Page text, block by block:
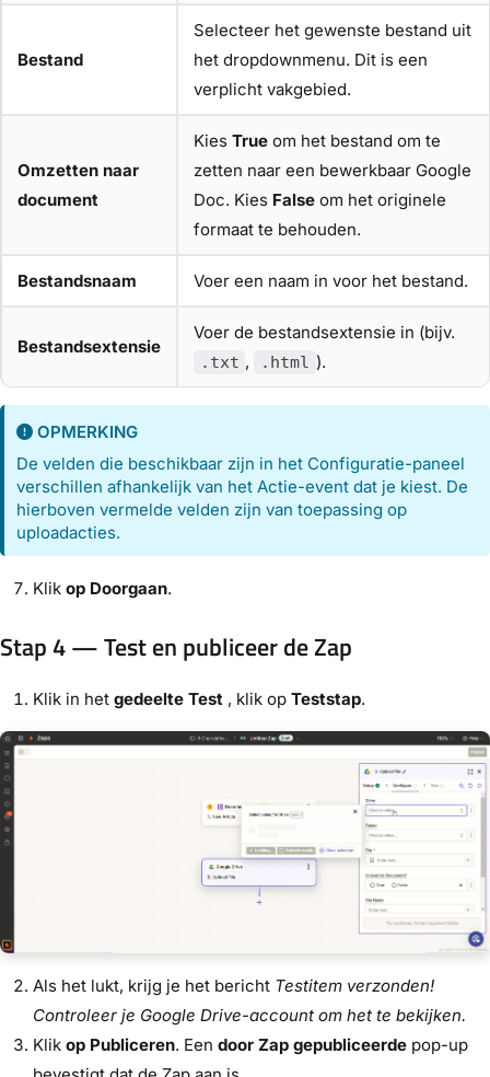
Bestand
Selecteer het gewenste bestand uit
het dropdownmenu. Dit is een
verplicht vakgebied.
Omzetten naar
document
Kies True om het bestand om te
zetten naar een bewerkbaar Google
Doc. Kies False om het originele
formaat te behouden.
Bestandsnaam Voer een naam in voor het bestand.
Bestandsextensie
Voer de bestandsextensie in (bijv.
.txt , .html ).
OPMERKING
De velden die beschikbaar zijn in het Configuratie-paneel
verschillen afhankelijk van het Actie-event dat je kiest. De
hierboven vermelde velden zijn van toepassing op
uploadacties.
Klik op Doorgaan.
Stap 4 — Test en publiceer de Zap
Klik in het gedeelte Test , klik op Teststap.
Als het lukt, krijg je het bericht Testitem verzonden!
Controleer je Google Drive-account om het te bekijken.
Klik op Publiceren. Een door Zap gepubliceerde pop-up